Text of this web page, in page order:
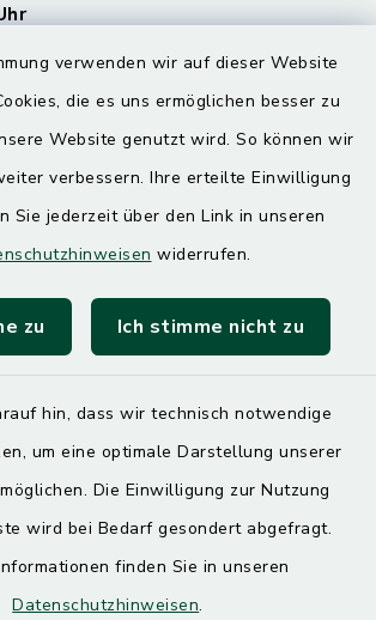
verwenden wir auf dieser Website
die es uns ermöglichen besser zu
Website genutzt wird. So können wir
verbessern. Ihre erteilte Einwilligung
Sie jederzeit über den Link in unseren
widerrufen.
zu Ich stimme nicht zu
hin, dass wir technisch notwendige
um eine optimale Darstellung unserer
Die Einwilligung zur Nutzung
wird bei Bedarf gesondert abgefragt.
finden Sie in unseren
Datenschutzhinweisen.
Barrierefreiheit